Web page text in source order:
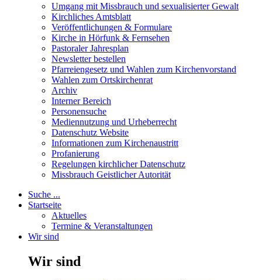
Umgang mit Missbrauch und sexualisierter Gewalt
Kirchliches Amtsblatt
Veröffentlichungen & Formulare
Kirche in Hörfunk & Fernsehen
Pastoraler Jahresplan
Newsletter bestellen
Pfarreiengesetz und Wahlen zum Kirchenvorstand
Wahlen zum Ortskirchenrat
Archiv
Interner Bereich
Personensuche
Mediennutzung und Urheberrecht
Datenschutz Website
Informationen zum Kirchenaustritt
Profanierung
Regelungen kirchlicher Datenschutz
Missbrauch Geistlicher Autorität
Suche ...
Startseite
Aktuelles
Termine & Veranstaltungen
Wir sind
Wir sind